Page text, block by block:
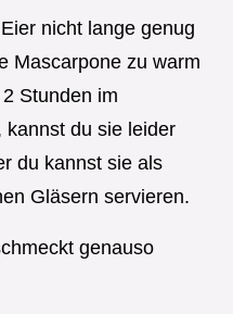
nicht lange genug
Mascarpone zu warm
Stunden im
kannst du sie leider
du kannst sie als
Gläsern servieren.
genauso